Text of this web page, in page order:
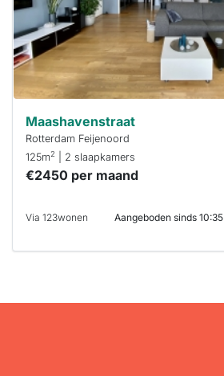
binnen 15
minuten
reageren.
Stekkies helpt
je hierbij!
Maashavenstraat
Rotterdam Feijenoord
125m2 | 2 slaapkamers
€2450 per maand
Via 123wonen Aangeboden sinds 10:35